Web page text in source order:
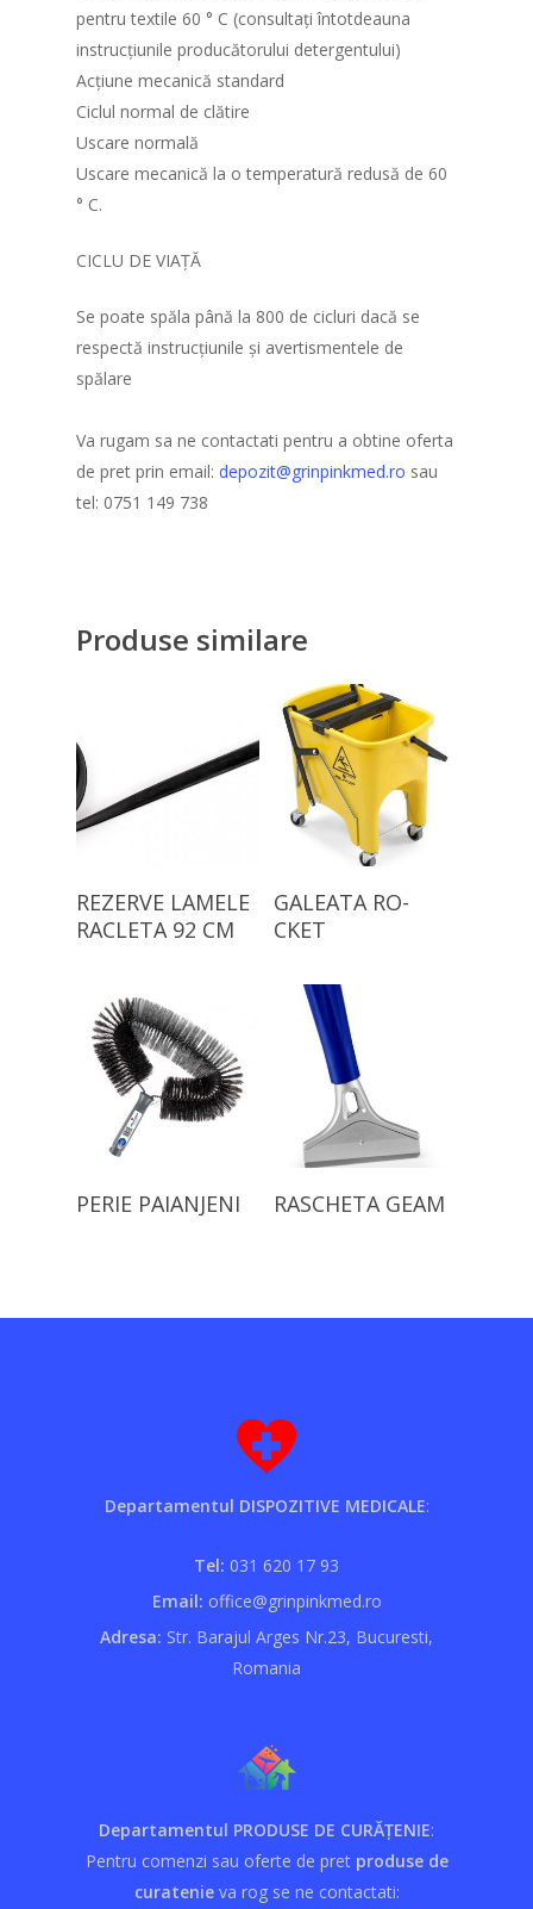
pentru textile 60 ° C (consultați întotdeauna
instrucțiunile producătorului detergentului)
Acțiune mecanică standard
Ciclul normal de clătire
Uscare normală
Uscare mecanică la o temperatură redusă de 60
° C.
CICLU DE VIAȚĂ
Se poate spăla până la 800 de cicluri dacă se
respectă instrucțiunile și avertismentele de
spălare
Va rugam sa ne contactati pentru a obtine oferta
de pret prin email: depozit@grinpinkmed.ro sau
tel: 0751 149 738
Produse similare
Citește Mai Mult
REZERVE LAMELE
RACLETA 92 CM
Citește Mai Mult
GALEATA RO-
CKET
PERIE PAIANJENI RASCHETA GEAM
Departamentul DISPOZITIVE MEDICALE:
Tel: 031 620 17 93
Email: office@grinpinkmed.ro
Adresa: Str. Barajul Arges Nr.23, Bucuresti,
Romania
Departamentul PRODUSE DE CURĂȚENIE:
Pentru comenzi sau oferte de pret produse de
curatenieva rog se ne contactati: